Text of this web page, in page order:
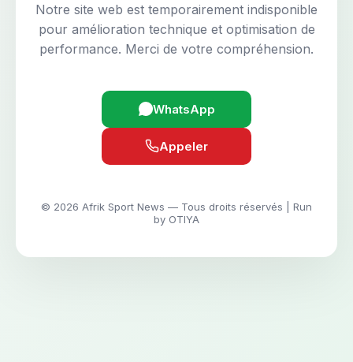
Notre site web est temporairement indisponible
pour amélioration technique et optimisation de
performance. Merci de votre compréhension.
WhatsApp
Appeler
© 2026 Afrik Sport News — Tous droits réservés | Run
by OTIYA